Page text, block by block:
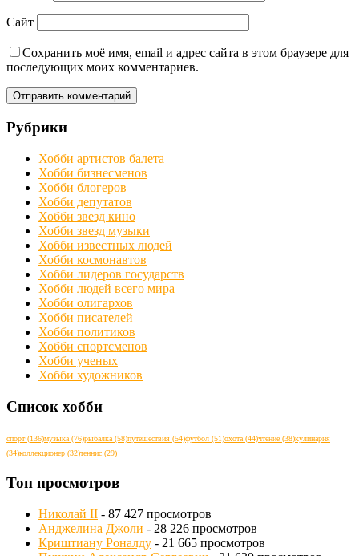
Сайт
Сохранить моё имя, email и адрес сайта в этом браузере для
последующих моих комментариев.
Рубрики
Хобби артистов балета
Хобби бизнесменов
Хобби блогеров
Хобби депутатов
Хобби звезд кино
Хобби звезд музыки
Хобби известных людей
Хобби космонавтов
Хобби лидеров государств
Хобби людей всего мира
Хобби олигархов
Хобби писателей
Хобби политиков
Хобби спортсменов
Хобби ученых
Хобби художников
Список хобби
спорт(136)музыка(76)рыбалка(58)путешествия (54)футбол (51)охота(44)чтение (38)кулинария
(34)коллекционер (32)теннис (29)
Топ просмотров
Николай II - 87 427 просмотров
Анджелина Джоли - 28 226 просмотров
Криштиану Роналду - 21 665 просмотров